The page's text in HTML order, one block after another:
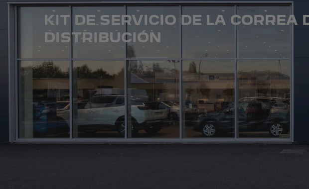
KIT DE SERVICIO DE LA CORREA
DISTRIBUCIÓN